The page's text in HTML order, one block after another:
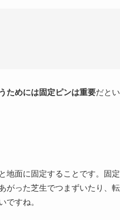
ためには固定ピンは重要だと
地面に固定することです。固
がった芝生でつまずいたり、
ですね。